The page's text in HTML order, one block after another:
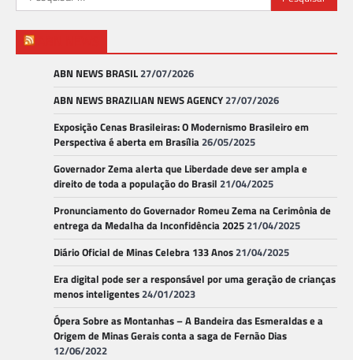
por:
ABN NEWS BRASIL27/07/2026
ABN NEWS BRAZILIAN NEWS AGENCY27/07/2026
Exposição Cenas Brasileiras: O Modernismo Brasileiro em
Perspectiva é aberta em Brasília26/05/2025
Governador Zema alerta que Liberdade deve ser ampla e
direito de toda a população do Brasil 21/04/2025
Pronunciamento do Governador Romeu Zema na Cerimônia de
entrega da Medalha da Inconfidência 202521/04/2025
Diário Oficial de Minas Celebra 133 Anos21/04/2025
Era digital pode ser a responsável por uma geração de crianças
menos inteligentes24/01/2023
Ópera Sobre as Montanhas – A Bandeira das Esmeraldas e a
Origem de Minas Gerais conta a saga de Fernão Dias
12/06/2022